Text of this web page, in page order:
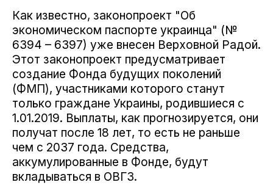
Как известно, законопроект "Об
экономическом паспорте украинца" (№
6394 – 6397) уже внесен Верховной Радой.
Этот законопроект предусматривает
создание Фонда будущих поколений
(ФМП), участниками которого станут
только граждане Украины, родившиеся с
1.01.2019. Выплаты, как прогнозируется, они
получат после 18 лет, то есть не раньше
чем с 2037 года. Средства,
аккумулированные в Фонде, будут
вкладываться в ОВГЗ.